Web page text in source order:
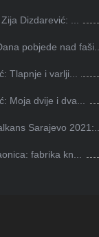
Dizdarević: ...
pobjede nad faši...
Tlapnje i varlji...
Moja dvije i dva...
Sarajevo 2021:...
fabrika kn...